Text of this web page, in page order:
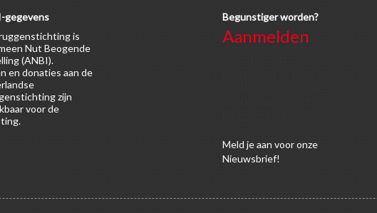
gegevens
is
Nut Beogende
(ANBI).
en donaties aan de
zijn
voor de
Begunstiger worden?
Aanmelden
Meldje aan voor onze
Nieuwsbrief!